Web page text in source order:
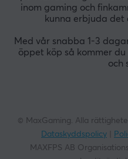
inom gaming och
kunna erbjuda
Med vår snabba 1-3
öppet köp så kommer
och
© MaxGaming. Alla
Dataskyddspolicy
MAXFPS AB